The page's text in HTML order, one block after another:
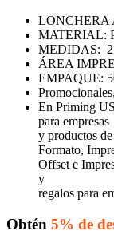
LONCHERA
MATERIAL:
MEDIDAS:
ÁREA
EMPAQUE:
En Priming
para empresas
y productos
Formato,
Offset e
y
regalos para
Obtén 5% de